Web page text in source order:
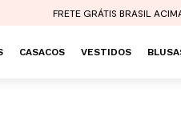
FRETE GRÁTIS BRASIL
CASACOS VESTIDOS